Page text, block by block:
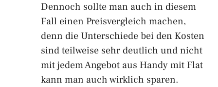
Dennoch sollte man auch in diesem
Fall einen Preisvergleich machen,
denn die Unterschiede bei den Kosten
sind teilweise sehr deutlich und nicht
mit jedem Angebot aus Handy mit Flat
kann man auch wirklich sparen.